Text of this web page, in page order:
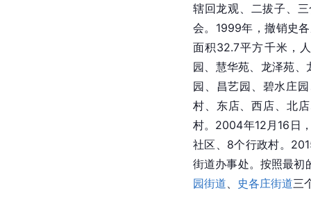
辖回龙观、二拔子、
会。1999年，撤销史
面积32.7平方千米，
园、慧华苑、龙泽苑
园、昌艺园、碧水庄
村、东店、西店、北
村。2004年12月16日
社区、8个行政村。
街道办事处。按照最初
园街道
史各庄街道三